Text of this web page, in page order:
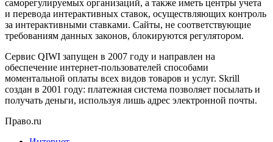
саморегулируемых организаций, а также иметь центры учета
и перевода интерактивных ставок, осуществляющих контроль
за интерактивными ставками. Сайты, не соответствующие
требованиям данных законов, блокируются регулятором.
Сервис QIWI запущен в 2007 году и направлен на
обеспечение интернет-пользователей способами
моментальной оплаты всех видов товаров и услуг. Skrill
создан в 2001 году: платежная система позволяет посылать и
получать деньги, используя лишь адрес электронной почты.
Право.ru